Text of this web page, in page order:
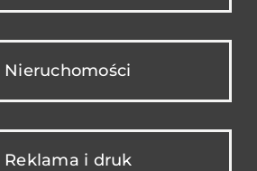
Nieruchomości
Reklama i druk